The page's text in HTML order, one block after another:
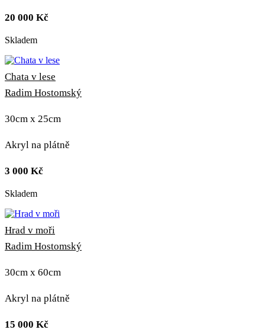
20 000 Kč
Skladem
Chata v lese
Radim Hostomský
30cm x 25cm
Akryl na plátně
3 000 Kč
Skladem
Hrad v moři
Radim Hostomský
30cm x 60cm
Akryl na plátně
15 000 Kč